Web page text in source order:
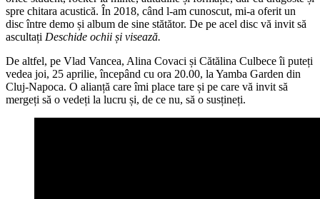
spre chitara acustică. În 2018, când l-am cunoscut, mi-a oferit un
disc între demo și album de sine stătător. De pe acel disc vă invit să
ascultați Deschide ochii și visează.
De altfel, pe Vlad Vancea, Alina Covaci și Cătălina Culbece îi puteți
vedea joi, 25 aprilie, începând cu ora 20.00, la Yamba Garden din
Cluj-Napoca. O alianță care îmi place tare și pe care vă invit să
mergeți să o vedeți la lucru și, de ce nu, să o susțineți.